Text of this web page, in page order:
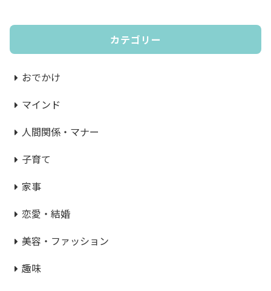
カテゴリー
おでかけ
マインド
人間関係・マナー
子育て
家事
恋愛・結婚
美容・ファッション
趣味